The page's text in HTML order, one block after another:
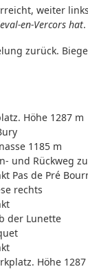
weiter
en-Vercors hat.
zurück.
Höhe 1287 m
1185 m
und Rückweg
Pas de Pré
rechts
der Lunette
Höhe 1287